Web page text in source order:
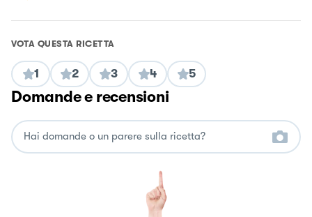
VOTA QUESTA RICETTA
1 2 3 4 5
Domande e recensioni